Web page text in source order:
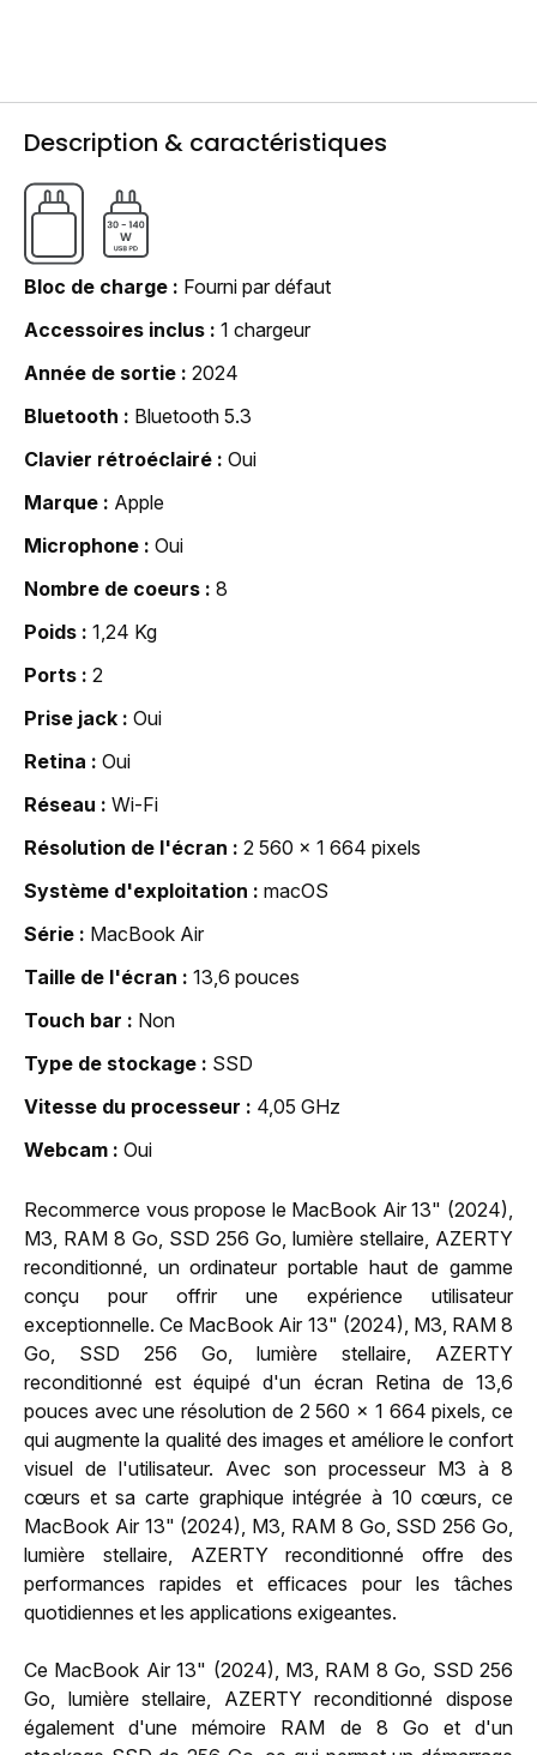
Description & caractéristiques
Bloc de charge
Fourni par défaut
Accessoires inclus
1 chargeur
Année de sortie
2024
Bluetooth
Bluetooth 5.3
Clavier rétroéclairé
Oui
Marque
Apple
Microphone
Oui
Nombre de coeurs
8
Poids
1,24 Kg
Ports
2
Prise jack
Oui
Retina
Oui
Réseau
Wi-Fi
Résolution de l'écran
2 560 x 1 664 pixels
Système d'exploitation
macOS
Série
MacBook Air
Taille de l'écran
13,6 pouces
Touch bar
Non
Type de stockage
SSD
Vitesse du processeur
4,05 GHz
Webcam
Oui
Recommerce vous propose le MacBook Air 13" (2024),
M3, RAM 8 Go, SSD 256 Go, lumière stellaire, AZERTY
reconditionné, un ordinateur portable haut de gamme
conçu pour offrir une expérience utilisateur
exceptionnelle. Ce MacBook Air 13" (2024), M3, RAM 8
Go, SSD 256 Go, lumière stellaire, AZERTY
reconditionné est équipé d'un écran Retina de 13,6
pouces avec une résolution de 2 560 x 1 664 pixels, ce
qui augmente la qualité des images et améliore le confort
visuel de l'utilisateur. Avec son processeur M3 à 8
cœurs et sa carte graphique intégrée à 10 cœurs, ce
MacBook Air 13" (2024), M3, RAM 8 Go, SSD 256 Go,
lumière stellaire, AZERTY reconditionné offre des
performances rapides et efficaces pour les tâches
quotidiennes et les applications exigeantes.
Ce MacBook Air 13" (2024), M3, RAM 8 Go, SSD 256
Go, lumière stellaire, AZERTY reconditionné dispose
également d'une mémoire RAM de 8 Go et d'un